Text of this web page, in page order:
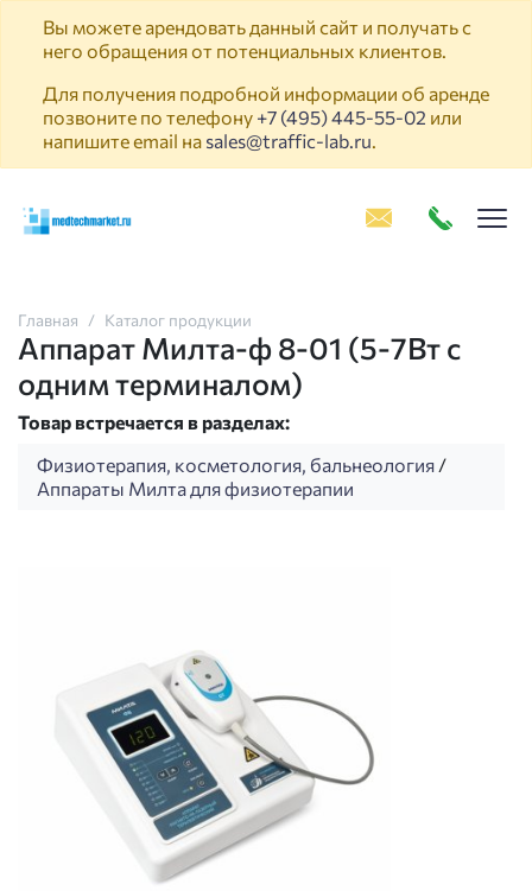
Вы можете арендовать данный сайт и получать с
него обращения от потенциальных клиентов.
Для получения подробной информации об аренде
позвоните по телефону +7 (495) 445-55-02 или
напишите email на sales@traffic-lab.ru.
Главная Каталог продукции
Аппарат Милта-ф 8-01 (5-7Вт с
одним терминалом)
Товар встречается в разделах:
Физиотерапия, косметология, бальнеология /
Аппараты Милта для физиотерапии